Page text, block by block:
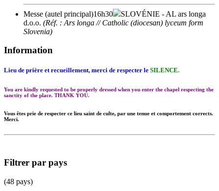
Messe (autel principal)16h30 SLOVÉNIE - AL ars longa
d.o.o. (Réf. : Ars longa // Catholic (diocesan) lyceum form
Slovenia)
Information
Lieu de prière et recueillement, merci de respecter le SILENCE.
You are kindly requested to be properly dressed when you enter the chapel respecting the
sanctity of the place. THANK YOU.
Vous êtes prie de respecter ce lieu saint de culte, par une tenue et comportement corrects.
Merci.
Filtrer par pays
(48 pays)